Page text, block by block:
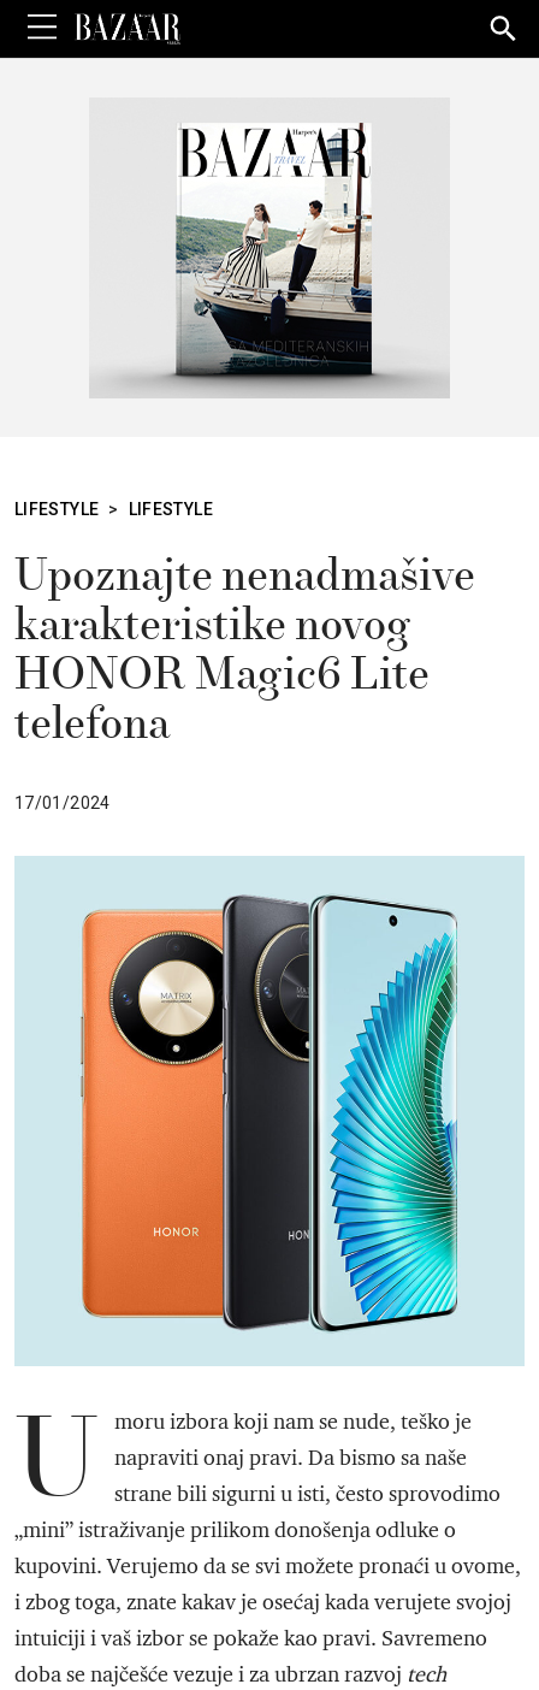
for:
LIFESTYLE > LIFESTYLE
Upoznajte nenadmašive
karakteristike novog
HONOR Magic6 Lite
telefona
17/01/2024
U
moru izbora koji nam se nude, teško je
napraviti onaj pravi. Da bismo sa naše
strane bili sigurni u isti, često sprovodimo
„mini” istraživanje prilikom donošenja odluke o
kupovini. Verujemo da se svi možete pronaći u ovome,
i zbog toga, znate kakav je osećaj kada verujete svojoj
intuiciji i vaš izbor se pokaže kao pravi. Savremeno
doba se najčešće vezuje i za ubrzan razvoj tech